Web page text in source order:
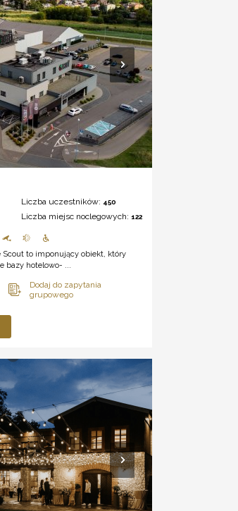
Liczba uczestników: 450
Liczba miejsc noclegowych: 122
Scout to imponujący obiekt, który
bazy hotelowo- ...